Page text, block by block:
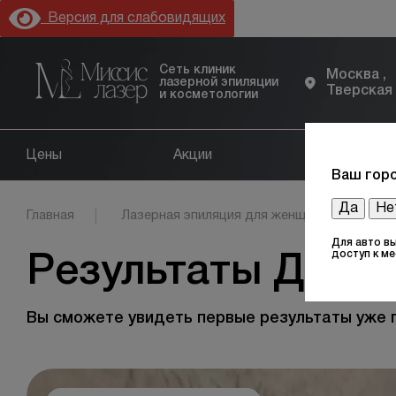
Версия для слабовидящих
Сеть клиник
лазерной эпиляции
и косметологии
Москва ,
Тверская
Ваш
Да
Для авто
доступ к
Цены Акции
Главная Лазерная эпиляция для женщин
Результаты До и
Вы сможете увидеть первые результаты уже